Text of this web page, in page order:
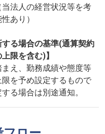
法人の経営状況等を考
あり）
する場合の基準(通算契約
限を含む)】
え、勤務成績や態度等
を予め設定するもので
る場合は別途通知。